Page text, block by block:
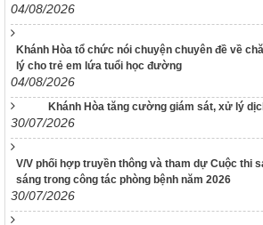
04/08/2026
Khánh Hòa tổ chức nói chuyện chuyên đề về
lý cho trẻ em lứa tuổi học đường
04/08/2026
Khánh Hòa tăng cường giám sát, xử lý
30/07/2026
V/V phối hợp truyền thông và tham dự Cuộc thi
sáng trong công tác phòng bệnh năm 2026
30/07/2026
thẩm quyền xử phạt vi phạm hành chính
V/v định hướng công tác tuyên truyền,
nhân quyền tháng 01/2026
1265/HD-BCĐ
HƯỚNG DẪN QUẢN LÝ NGƯỜI MẮC
38/TB-UBND
Kết luận của UBND tỉnh Nguyễn Tấn
Chỉ đạo phòng, chống dịch Covid-19 tỉnh
họp Ban Chỉ đạo phòng, chống dịch Covid-
25/01/2022